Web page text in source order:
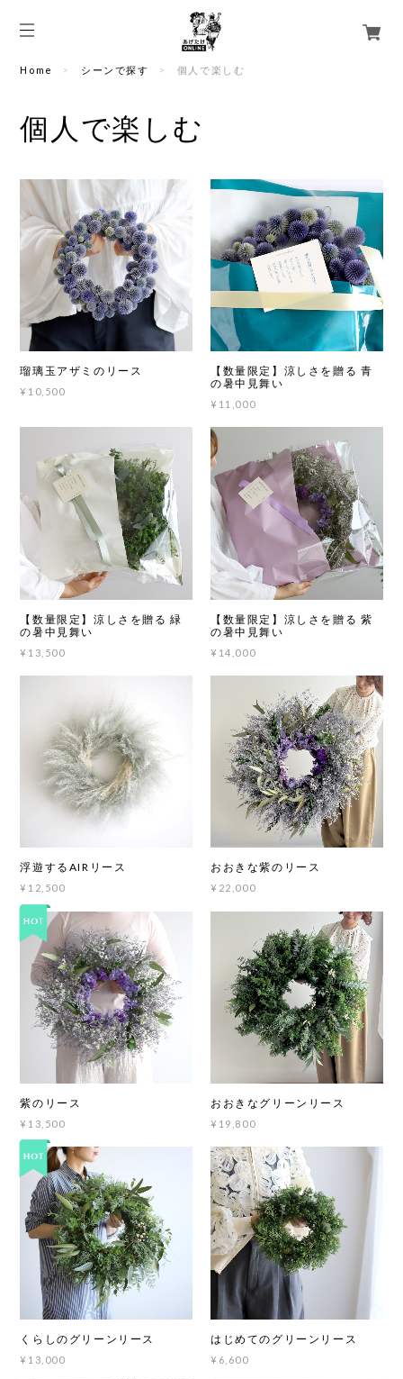
Home シーンで探す 個人で楽しむ
個人で楽しむ
瑠璃玉アザミのリース
¥10,500
【数量限定】涼しさを贈る 青
の暑中見舞い
¥11,000
【数量限定】涼しさを贈る 緑
の暑中見舞い
¥13,500
【数量限定】涼しさを贈る 紫
の暑中見舞い
¥14,000
浮遊するAIRリース
¥12,500
おおきな紫のリース
¥22,000
紫のリース
¥13,500
おおきなグリーンリース
¥19,800
くらしのグリーンリース
¥13,000
はじめてのグリーンリース
¥6,600